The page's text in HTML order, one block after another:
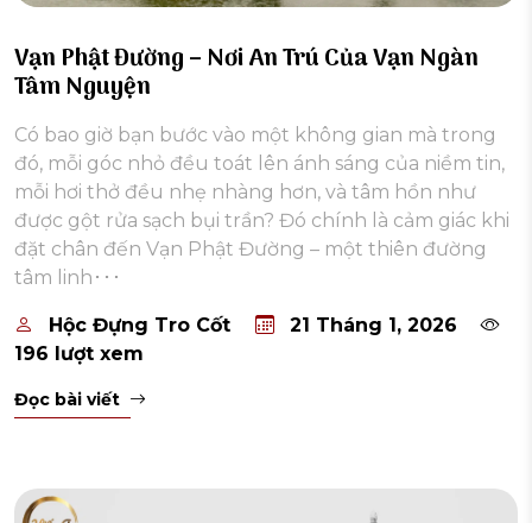
Vạn Phật Đường – Nơi An Trú Của Vạn Ngàn
Tâm Nguyện
Có bao giờ bạn bước vào một không gian mà trong
đó, mỗi góc nhỏ đều toát lên ánh sáng của niềm tin,
mỗi hơi thở đều nhẹ nhàng hơn, và tâm hồn như
được gột rửa sạch bụi trần? Đó chính là cảm giác khi
đặt chân đến Vạn Phật Đường – một thiên đường
tâm linh･･･
Hộc Đựng Tro Cốt
21 Tháng 1, 2026
196 lượt xem
Đọc bài viết